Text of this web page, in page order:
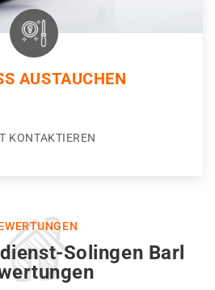
AUSTAUCHEN
KONTAKTIEREN
Solingen Barl